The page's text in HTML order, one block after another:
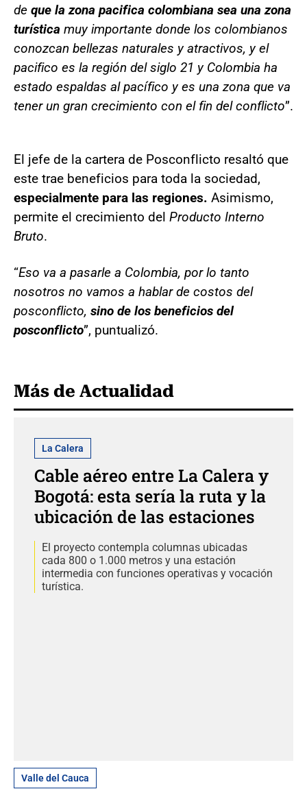
de que la zona pacifica colombiana sea una zona
turística muy importante donde los colombianos
conozcan bellezas naturales y atractivos, y el
pacifico es la región del siglo 21 y Colombia ha
estado espaldas al pacífico y es una zona que va
tener un gran crecimiento con el fin del conflicto”.
El jefe de la cartera de Posconflicto resaltó que
este trae beneficios para toda la sociedad,
especialmente para las regiones. Asimismo,
permite el crecimiento del Producto Interno
Bruto.
“Eso va a pasarle a Colombia, por lo tanto
nosotros no vamos a hablar de costos del
posconflicto, sino de los beneficios del
posconflicto”, puntualizó.
Más de Actualidad
La Calera
Cable aéreo entre La Calera y
Bogotá: esta sería la ruta y la
ubicación de las estaciones
El proyecto contempla columnas ubicadas
cada 800 o 1.000 metros y una estación
intermedia con funciones operativas y vocación
turística.
Valle del Cauca